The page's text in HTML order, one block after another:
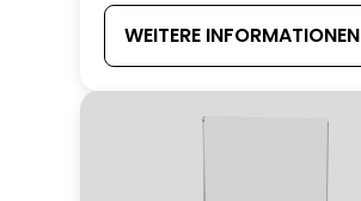
WEITERE INFORMATIONEN